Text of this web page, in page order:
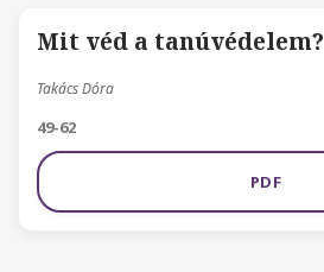
Mit véd a tanúvédelem?
Takács Dóra
49-62
PDF